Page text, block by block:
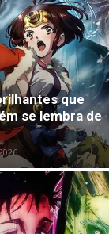
que
se lembra de